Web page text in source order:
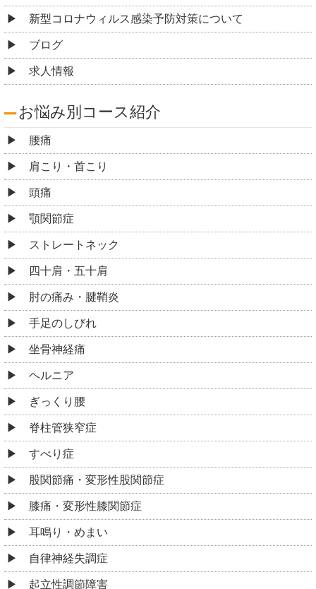
新型コロナウィルス感染予防対策について
ブログ
求人情報
お悩み別コース紹介
腰痛
肩こり・首こり
頭痛
顎関節症
ストレートネック
四十肩・五十肩
肘の痛み・腱鞘炎
手足のしびれ
坐骨神経痛
ヘルニア
ぎっくり腰
脊柱管狭窄症
すべり症
股関節痛・変形性股関節症
膝痛・変形性膝関節症
耳鳴り・めまい
自律神経失調症
起立性調節障害